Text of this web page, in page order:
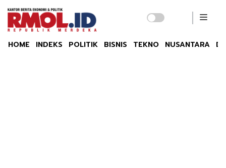
HOME INDEKS POLITIK BISNIS TEKNO NUSANTARA